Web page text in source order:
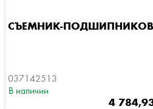
СЪЕМНИК-
037142513
В наличии
4